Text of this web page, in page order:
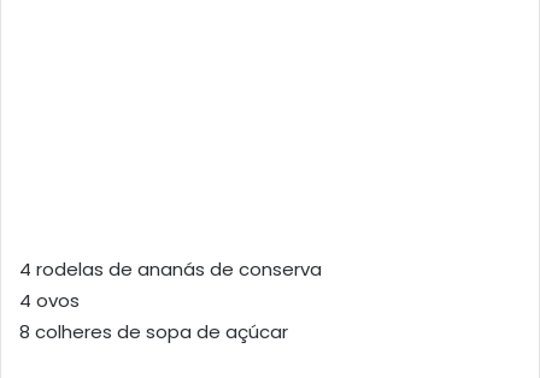
4 rodelas de ananás de conserva
4 ovos
8 colheres de sopa de açúcar